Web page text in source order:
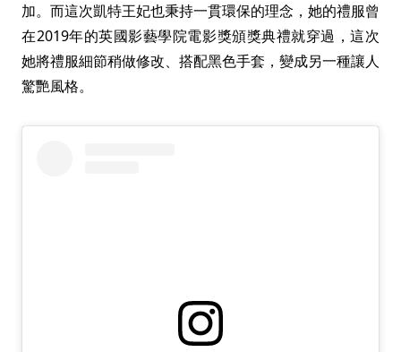
加。而這次凱特王妃也秉持一貫環保的理念，她的禮服曾
在2019年的英國影藝學院電影獎頒獎典禮就穿過，這次
她將禮服細節稍做修改、搭配黑色手套，變成另一種讓人
驚艷風格。